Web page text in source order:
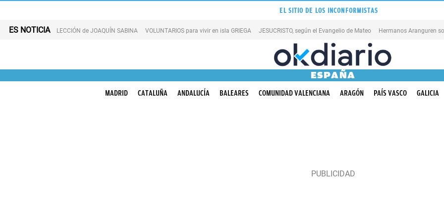
EL SITIO DE LOS INCONFORMISTAS
ES NOTICIA LECCIÓN de JOAQUÍN SABINA VOLUNTARIOS para vivir en isla GRIEGA JESUCRISTO, según el Evangelio de Mateo Hermanos Aranguren
ESPAÑA
MADRID CATALUÑA ANDALUCÍA BALEARES COMUNIDAD VALENCIANA ARAGÓN PAÍS VASCO GALICIA